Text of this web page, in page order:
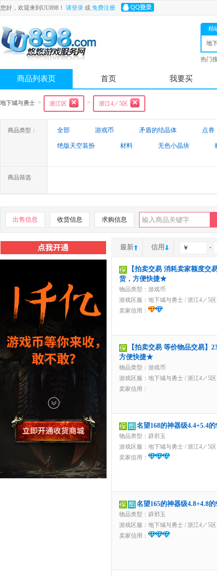
您好，欢迎来到UU898！ 请登录 或 免费注册
精
地
士
热门
商品列表页 首页 我要买
地下城与勇士 > 浙江区 > 浙江4／5区
商品类型： 全部 游戏币 矛盾的结晶体 点券
绝版天空装扮 材料 无色小晶块
商品筛选
出售信息 收货信息 求购信息
最新 信用 -
【拍卖交易 消耗卖家额度交
货，方便快捷★
物品类型：游戏币
游戏区服： 地下城与勇士 / 浙江4／5区
卖家信用：
【拍卖交易 等价物品交易】
方便快捷★
物品类型：游戏币
游戏区服： 地下城与勇士 / 浙江4／5区
卖家信用：
名望168的神器级4.4+5.4
物品类型：辟邪玉
游戏区服： 地下城与勇士 / 浙江4／5区
卖家信用：
名望165的神器级4.8+4.8
物品类型：辟邪玉
游戏区服： 地下城与勇士 / 浙江4／5区
卖家信用：